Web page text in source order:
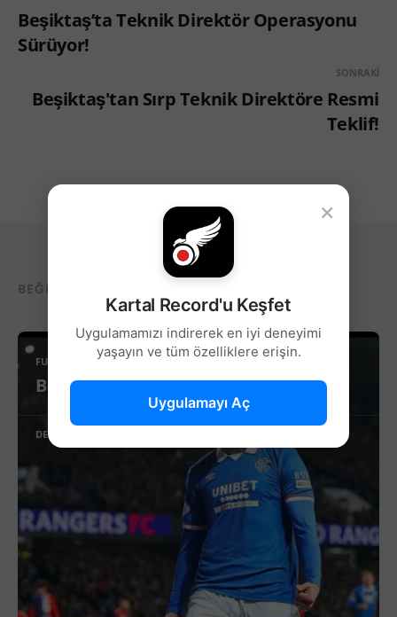
Beşiktaş’ta Teknik Direktör Operasyonu
Sürüyor!
SONRAKI
Beşiktaş'tan Sırp Teknik Direktöre Resmi
Teklif!
BEĞENEBILECEĞIN DIĞER YAZILAR...
FUTBOL
Beşiktaş’ta Sağ Kanat İçin Yeni Aday!
DEVAMINI OKU
×
Kartal Record'u Keşfet
Uygulamamızı indirerek en iyi deneyimi
yaşayın ve tüm özelliklere erişin.
Uygulamayı Aç